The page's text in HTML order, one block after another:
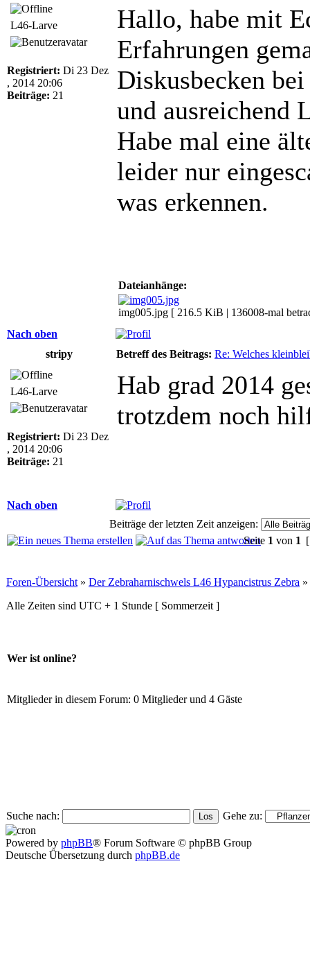
L46-Larve
Registriert: Di 23 Dez
, 2014 20:06
Beiträge: 21
Hallo, habe mit
Erfahrungen
Diskusbecken
und ausreichend
Habe mal eine
leider nur
was erkennen.
Dateianhänge:
img005.jpg [ 216.5 KiB | 136008-mal
Nach oben
stripy
Betreff des Beitrags: Re: Welches
L46-Larve
Registriert: Di 23 Dez
, 2014 20:06
Beiträge: 21
Hab grad 2014
trotzdem noch
Nach oben
Beiträge der letzten Zeit anzeigen:
Seite 1 von 1
Foren-Übersicht » Der Zebraharnischwels L46 Hypancistrus Zebra »
Alle Zeiten sind UTC + 1 Stunde [ Sommerzeit ]
Wer ist online?
Mitglieder in diesem Forum: 0 Mitglieder und 4 Gäste
Suche nach: Gehe zu:
Powered by phpBB® Forum Software © phpBB Group
Deutsche Übersetzung durch phpBB.de